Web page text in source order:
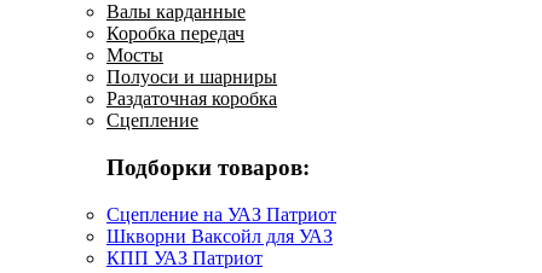
Валы карданные
Коробка передач
Мосты
Полуоси и шарниры
Раздаточная коробка
Сцепление
Подборки товаров:
Сцепление на УАЗ Патриот
Шкворни Ваксойл для УАЗ
КПП УАЗ Патриот